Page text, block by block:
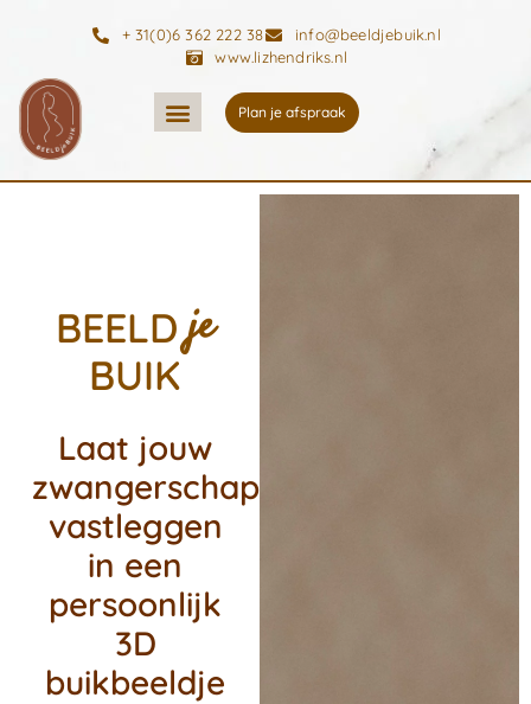
+ 31(0)6 362 222 38
info@beeldjebuik.nl
www.lizhendriks.nl
Plan je afspraak
BEELD je
BUIK
Laat jouw
zwangerschap
vastleggen
in een
persoonlijk
3D
buikbeeldje